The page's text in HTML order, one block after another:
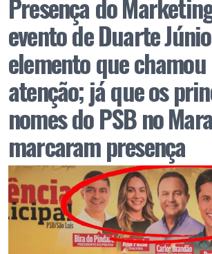
evento de Duarte
elemento que
atenção; já que os
nomes do PSB no
marcaram presença